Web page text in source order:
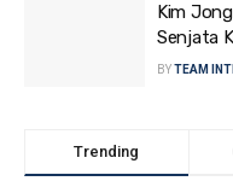
Kim
Senjata
BYTEAM
Trending